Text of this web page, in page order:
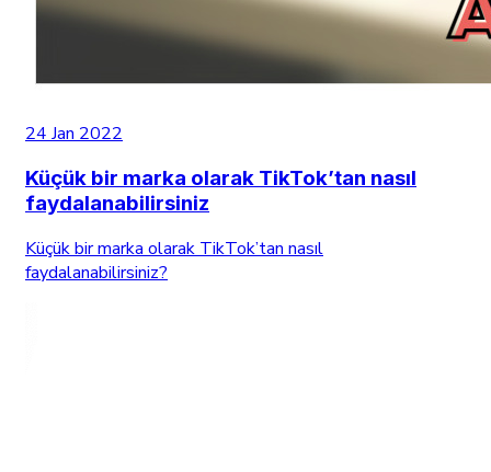
24 Jan 2022
Küçük bir marka olarak TikTok’tan nasıl
faydalanabilirsiniz
Küçük bir marka olarak TikTok’tan nasıl
faydalanabilirsiniz?